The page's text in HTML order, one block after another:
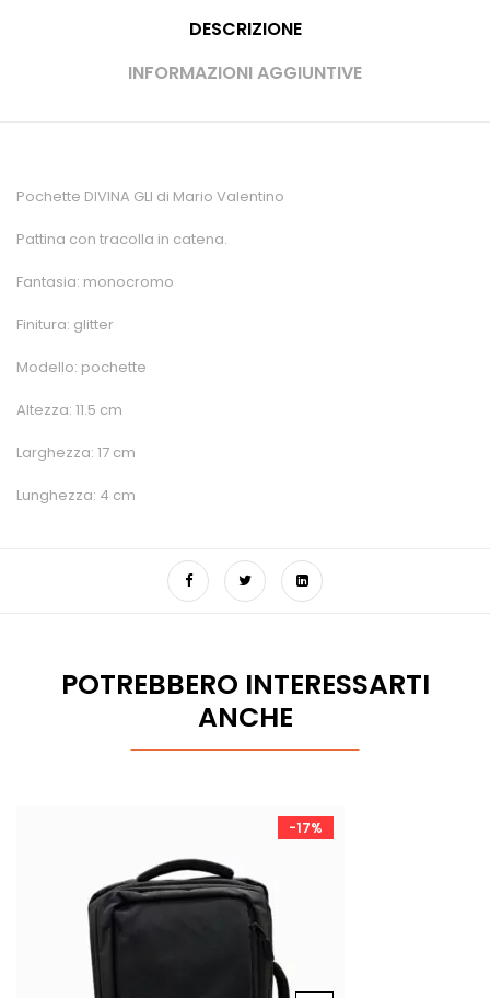
DESCRIZIONE
INFORMAZIONI AGGIUNTIVE
Pochette DIVINA GLI di Mario Valentino
Pattina con tracolla in catena.
Fantasia: monocromo
Finitura: glitter
Modello: pochette
Altezza: 11.5 cm
Larghezza: 17 cm
Lunghezza: 4 cm
POTREBBERO INTERESSARTI
ANCHE
-17%